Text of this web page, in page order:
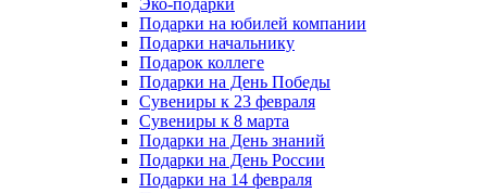
Эко-подарки
Подарки на юбилей компании
Подарки начальнику
Подарок коллеге
Подарки на День Победы
Сувениры к 23 февраля
Сувениры к 8 марта
Подарки на День знаний
Подарки на День России
Подарки на 14 февраля